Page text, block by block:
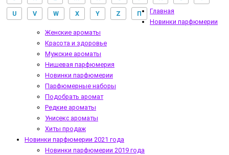
U V W X Y Z П
Главная
Новинки парфюмерии
Женские ароматы
Красота и здоровье
Мужские ароматы
Нишевая парфюмерия
Новинки парфюмерии
Парфюмерные наборы
Подобрать аромат
Редкие ароматы
Унисекс ароматы
Хиты продаж
Новинки парфюмерии 2021 года
Новинки парфюмерии 2019 года